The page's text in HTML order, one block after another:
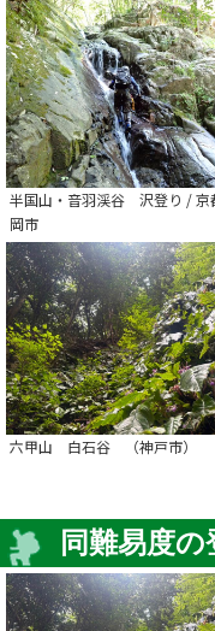
半国山・音羽渓谷 沢登り / 京
岡市
六甲山 白石谷 （神戸市）
同難易度